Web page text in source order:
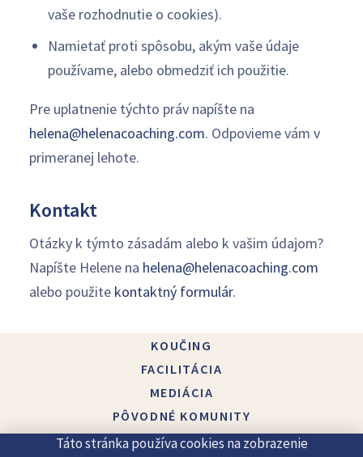
vaše rozhodnutie o cookies).
Namietať proti spôsobu, akým vaše údaje
používame, alebo obmedziť ich použitie.
Pre uplatnenie týchto práv napíšte na
helena@helenacoaching.com. Odpovieme vám v
primeranej lehote.
Kontakt
Otázky k týmto zásadám alebo k vašim údajom?
Napíšte Helene na helena@helenacoaching.com
alebo použite kontaktný formulár.
KOUČING
FACILITÁCIA
MEDIÁCIA
PÔVODNÉ KOMUNITY
O MNE
Táto stránka používa cookies na zobrazenie